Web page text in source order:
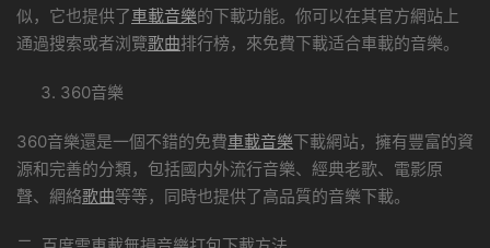
似，它也提供了車載音樂的下載功能。你可以在其官方網站上
通過搜索或者浏覽歌曲排行榜，來免費下載适合車載的音樂。
360音樂
360音樂還是一個不錯的免費車載音樂下載網站，擁有豐富的資
源和完善的分類，包括國内外流行音樂、經典老歌、電影原
聲、網絡歌曲等等，同時也提供了高品質的音樂下載。